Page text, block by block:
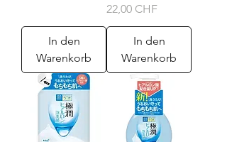
In den
Warenkorb
Preis
22,00 CHF
In den
Warenkorb